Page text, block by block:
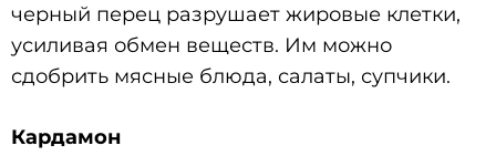
черный перец разрушает жировые клетки,
усиливая обмен веществ. Им можно
сдобрить мясные блюда, салаты, супчики.
Кардамон